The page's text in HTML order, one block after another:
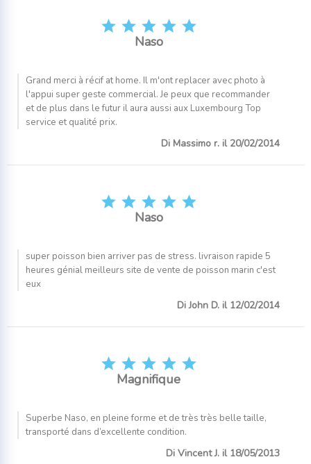
    
Naso
Grand merci à récif at home. Il m'ont replacer avec photo à
l'appui super geste commercial. Je peux que recommander
et de plus dans le futur il aura aussi aux Luxembourg Top
service et qualité prix.
Di Massimo r. il 20/02/2014
    
Naso
super poisson bien arriver pas de stress. livraison rapide 5
heures génial meilleurs site de vente de poisson marin c'est
eux
Di John D. il 12/02/2014
    
Magnifique
Superbe Naso, en pleine forme et de très très belle taille,
transporté dans d’excellente condition.
Di Vincent J. il 18/05/2013